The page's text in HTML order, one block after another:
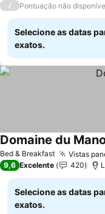
/ Pontuação não
Selecione as datas
exatos.
Bed & Breakfast Vistas
Domaine du
9,6 Excelente 420
Selecione as datas
exatos.